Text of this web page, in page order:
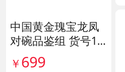
中国黄金瑰宝龙凤
对碗品鉴组 货号14
0563
￥ 699